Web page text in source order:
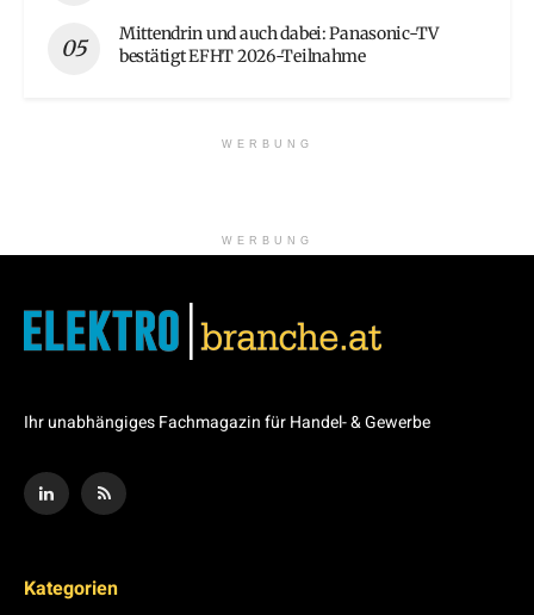
Mittendrin und auch dabei: Panasonic-TV
bestätigt EFHT 2026-Teilnahme
WERBUNG
WERBUNG
Ihr unabhängiges Fachmagazin für Handel- & Gewerbe
Kategorien